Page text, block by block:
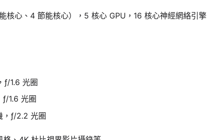
核心、4 節能核心），5 核心 GPU，16 核心神經網絡引擎
ƒ/1.6 光圈
1.6 光圈
，ƒ/2.2 光圈